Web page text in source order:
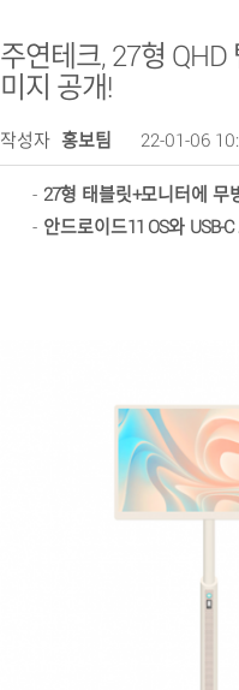
주연테크, 27형
미지 공개!
작성자 홍보팀 22-01-06
- 27형 태블릿+모니터에 무
- 안드로이드11 OS와 USB-C